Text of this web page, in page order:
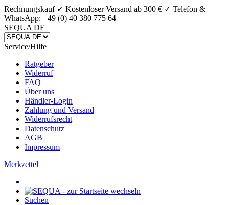
Rechnungskauf ✓ Kostenloser Versand ab 300 € ✓ Telefon &
WhatsApp: +49 (0) 40 380 775 64
SEQUA DE
Service/Hilfe
Ratgeber
Widerruf
FAQ
Über uns
Händler-Login
Zahlung und Versand
Widerrufsrecht
Datenschutz
AGB
Impressum
Merkzettel
Suchen